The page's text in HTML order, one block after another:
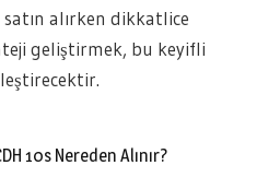
alırken dikkatlice
geliştirmek, bu keyifli
10s Nereden Alınır?